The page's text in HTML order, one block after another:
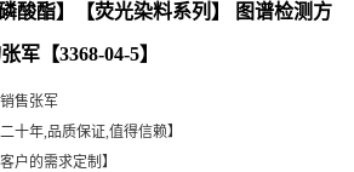
酸酯】【荧光染料系列】 图谱检测方
军【3368-04-5】
售张军
十年,品质保证,值得信赖】
户的需求定制】